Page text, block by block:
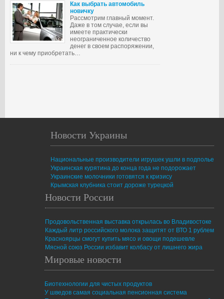
Как выбрать автомобиль
новичку
Рассмотрим главный момент.
Даже в том случае, если вы
имеете практически
неограниченное количество
денег в своем распоряжении,
ни к чему приобретать…
Новости Украины
Национальные производители игрушек ушли в подполье
Украинская курятина до конца года не подорожает
Украинские молочники готовятся к кризису
Крымская клубника стоит дороже турецкой
Новости России
Продовольственная выставка открылась во Владивостоке
Каждый литр российского молока защитят от ВТО 1 рублем
Красноярцы смогут купить мясо и овощи подешевле
Мясной союз России избавит колбасу от лишнего жира
Мировые новости
Биотехнологии для чистых продуктов
У шведов самая социальная пенсионная система